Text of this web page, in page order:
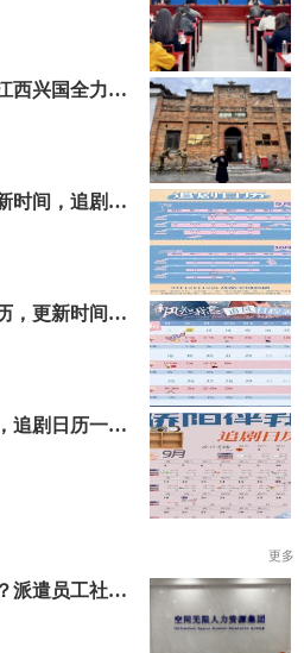
“红色”让老区更出彩——江西兴国全力打造红色文化传承发展创新示范区
踮起脚尖靠近你电视剧更新时间，追剧日历及剧情简介
南风知我意电视剧追剧日历，更新时间一览表
骄阳伴我电视剧更新时间，追剧日历一览表
更多
西安劳务派遣公司怎么找？派遣员工社保如何合规缴？空间无限 23 年专业沉淀给出答案